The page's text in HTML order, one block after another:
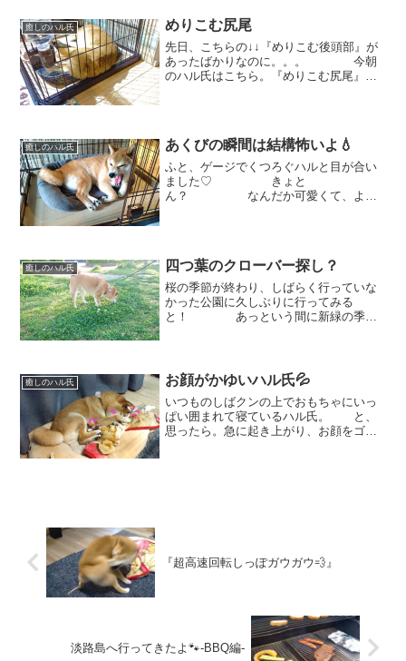
ーーん！」 ついついあ...
癒しのハル氏 めりこむ尻尾
先日、こちらの↓↓『めりこむ後頭部』が
あったばかりなのに。。。 今朝
のハル氏はこちら。『めりこむ尻尾』
形でめり込んでます(笑) ...
癒しのハル氏 あくびの瞬間は結構怖いよ💧
ふと、ゲージでくつろぐハルと目が合い
ました♡ きょと
ん？ なんだか可愛くて、よし
お...
癒しのハル氏 四つ葉のクローバー探し？
桜の季節が終わり、しばらく行っていな
かった公園に久しぶりに行ってみる
と！ あっという間に新緑の季節
ーバーもたくさん茂っていてま...
癒しのハル氏 お顔がかゆいハル氏💦
いつものしばクンの上でおもちゃにいっ
ぱい囲まれて寝ているハル氏。 と、
思ったら。急に起き上がり、お顔をゴシ
『超高速回転しっぽガウガウ💨』
淡路島へ行ってきたよ🐾-BBQ編-